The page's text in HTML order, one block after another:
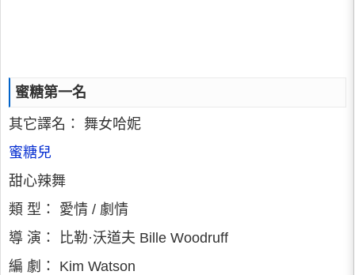
蜜糖第一名
其它譯名： 舞女哈妮
蜜糖兒
甜心辣舞
類 型： 愛情 / 劇情
導 演： 比勒·沃道夫 Bille Woodruff
編 劇： Kim Watson